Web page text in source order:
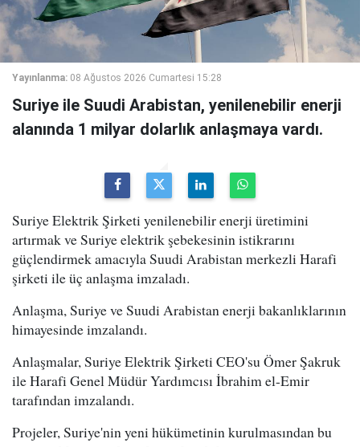
Yayınlanma: 08 Ağustos 2026 Cumartesi 15:28
Suriye ile Suudi Arabistan, yenilenebilir enerji
alanında 1 milyar dolarlık anlaşmaya vardı.
Suriye Elektrik Şirketi yenilenebilir enerji üretimini
artırmak ve Suriye elektrik şebekesinin istikrarını
güçlendirmek amacıyla Suudi Arabistan merkezli Harafi
şirketi ile üç anlaşma imzaladı.
Anlaşma, Suriye ve Suudi Arabistan enerji bakanlıklarının
himayesinde imzalandı.
Anlaşmalar, Suriye Elektrik Şirketi CEO'su Ömer Şakruk
ile Harafi Genel Müdür Yardımcısı İbrahim el-Emir
tarafından imzalandı.
Projeler, Suriye'nin yeni hükümetinin kurulmasından bu